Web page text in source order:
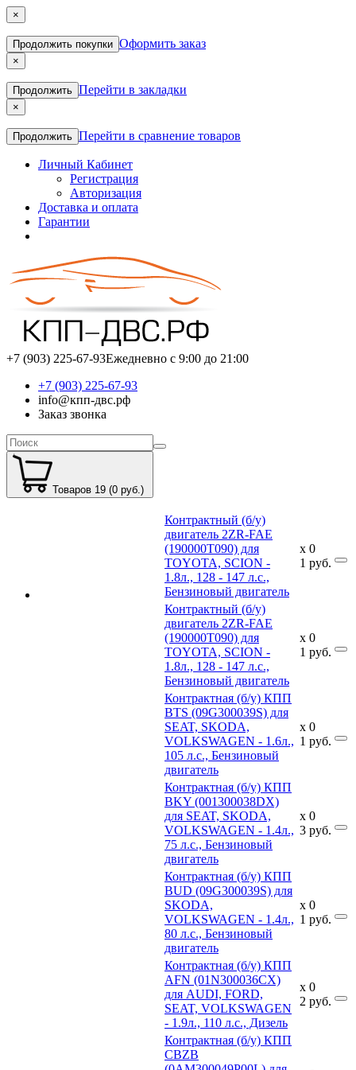
×
Продолжить покупки Оформить заказ
×
Продолжить Перейти в закладки
×
Продолжить Перейти в сравнение товаров
Личный Кабинет
Регистрация
Авторизация
Доставка и оплата
Гарантии
+7 (903) 225-67-93Ежедневно с 9:00 до 21:00
+7 (903) 225-67-93
info@кпп-двс.рф
Заказ звонка
Товаров 19 (0 руб.)
Контрактный (б/у)
двигатель 2ZR-FAE
(190000T090) для
TOYOTA, SCION -
1.8л., 128 - 147 л.с.,
Бензиновый двигатель
x
1
0
руб.
Контрактный (б/у)
двигатель 2ZR-FAE
(190000T090) для
TOYOTA, SCION -
1.8л., 128 - 147 л.с.,
Бензиновый двигатель
x
1
0
руб.
Контрактная (б/у) КПП
BTS (09G300039S) для
SEAT, SKODA,
VOLKSWAGEN - 1.6л.,
105 л.с., Бензиновый
двигатель
x
1
0
руб.
Контрактная (б/у) КПП
BKY (001300038DX)
для SEAT, SKODA,
VOLKSWAGEN - 1.4л.,
75 л.с., Бензиновый
двигатель
x
3
0
руб.
Контрактная (б/у) КПП
BUD (09G300039S) для
SKODA,
VOLKSWAGEN - 1.4л.,
80 л.с., Бензиновый
двигатель
x
1
0
руб.
Контрактная (б/у) КПП
AFN (01N300036CX)
для AUDI, FORD,
SEAT, VOLKSWAGEN
- 1.9л., 110 л.с., Дизель
x
2
0
руб.
Контрактная (б/у) КПП
CBZB